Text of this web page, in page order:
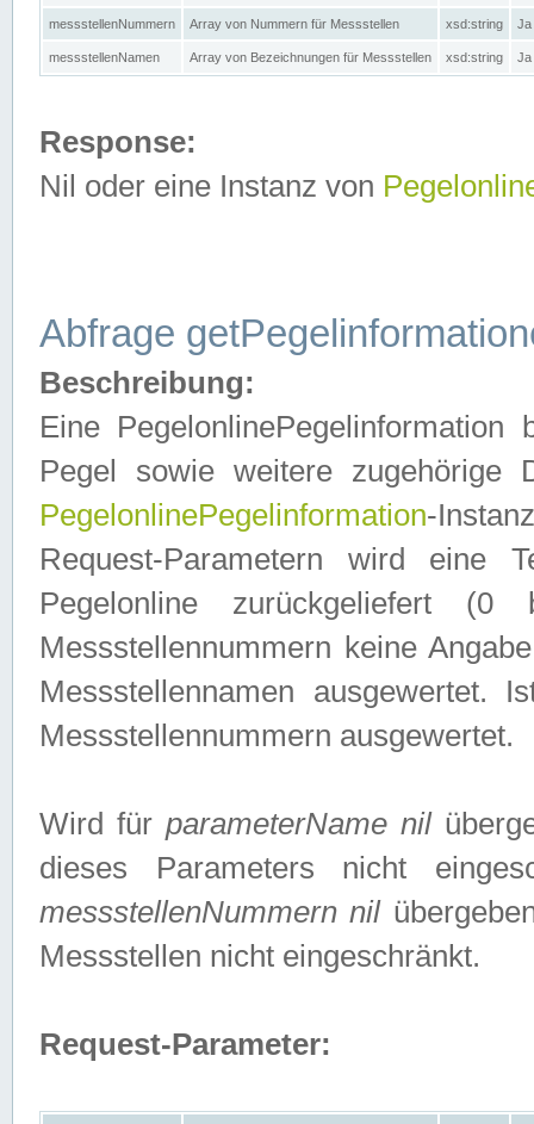
messstellenNummern Array von Nummern für Messstellen xsd:string Ja
messstellenNamen Array von Bezeichnungen für Messstellen xsd:string Ja
Response:
Nil oder eine Instanz von
Abfrage
Beschreibung:
Eine
Pegel sowie weitere zugehörige
PegelonlinePegelinformation-
Request-Parametern wird eine
Pegelonline zurückgeliefert
Messstellennummern keine
Messstellennamen ausgewertet.
Messstellennummern ausgewertet.
Wird fürparameterName nil
dieses Parameters nicht
messstellenNummern nil
Messstellen nicht eingeschränkt.
Request-Parameter: